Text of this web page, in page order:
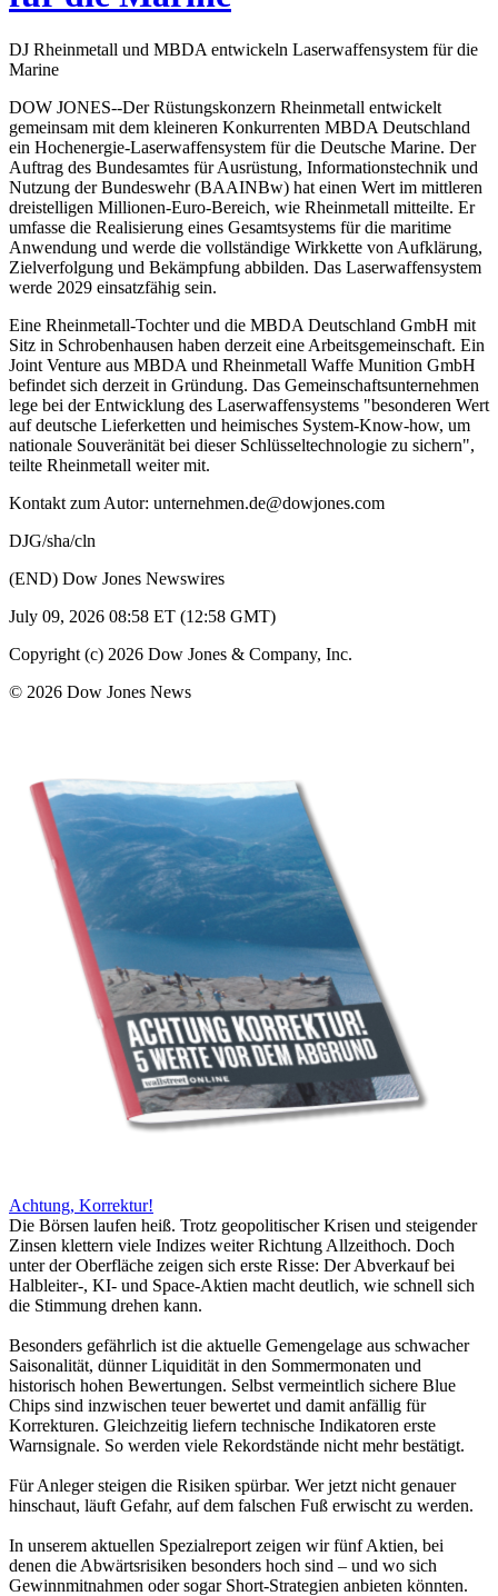
DJ Rheinmetall und MBDA entwickeln Laserwaffensystem für die
Marine
DOW JONES--Der Rüstungskonzern Rheinmetall entwickelt
gemeinsam mit dem kleineren Konkurrenten MBDA Deutschland
ein Hochenergie-Laserwaffensystem für die Deutsche Marine. Der
Auftrag des Bundesamtes für Ausrüstung, Informationstechnik und
Nutzung der Bundeswehr (BAAINBw) hat einen Wert im mittleren
dreistelligen Millionen-Euro-Bereich, wie Rheinmetall mitteilte. Er
umfasse die Realisierung eines Gesamtsystems für die maritime
Anwendung und werde die vollständige Wirkkette von Aufklärung,
Zielverfolgung und Bekämpfung abbilden. Das Laserwaffensystem
werde 2029 einsatzfähig sein.
Eine Rheinmetall-Tochter und die MBDA Deutschland GmbH mit
Sitz in Schrobenhausen haben derzeit eine Arbeitsgemeinschaft. Ein
Joint Venture aus MBDA und Rheinmetall Waffe Munition GmbH
befindet sich derzeit in Gründung. Das Gemeinschaftsunternehmen
lege bei der Entwicklung des Laserwaffensystems "besonderen Wert
auf deutsche Lieferketten und heimisches System-Know-how, um
nationale Souveränität bei dieser Schlüsseltechnologie zu sichern",
teilte Rheinmetall weiter mit.
Kontakt zum Autor: unternehmen.de@dowjones.com
DJG/sha/cln
(END) Dow Jones Newswires
July 09, 2026 08:58 ET (12:58 GMT)
Copyright (c) 2026 Dow Jones & Company, Inc.
© 2026 Dow Jones News
Achtung, Korrektur!
Die Börsen laufen heiß. Trotz geopolitischer Krisen und steigender
Zinsen klettern viele Indizes weiter Richtung Allzeithoch. Doch
unter der Oberfläche zeigen sich erste Risse: Der Abverkauf bei
Halbleiter-, KI- und Space-Aktien macht deutlich, wie schnell sich
die Stimmung drehen kann.
Besonders gefährlich ist die aktuelle Gemengelage aus schwacher
Saisonalität, dünner Liquidität in den Sommermonaten und
historisch hohen Bewertungen. Selbst vermeintlich sichere Blue
Chips sind inzwischen teuer bewertet und damit anfällig für
Korrekturen. Gleichzeitig liefern technische Indikatoren erste
Warnsignale. So werden viele Rekordstände nicht mehr bestätigt.
Für Anleger steigen die Risiken spürbar. Wer jetzt nicht genauer
hinschaut, läuft Gefahr, auf dem falschen Fuß erwischt zu werden.
In unserem aktuellen Spezialreport zeigen wir fünf Aktien, bei
denen die Abwärtsrisiken besonders hoch sind – und wo sich
Gewinnmitnahmen oder sogar Short-Strategien anbieten könnten.